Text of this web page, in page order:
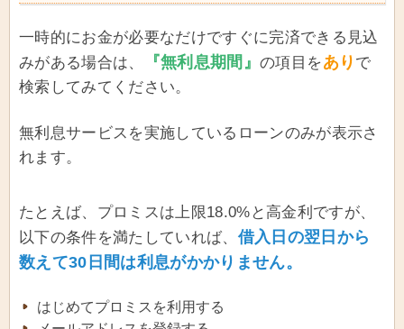
一時的にお金が必要なだけですぐに完済できる見込
みがある場合は、
『無利息期間』の項目をあり で
検索してみてください。
無利息サービスを実施しているローンのみが表示さ
れます。
たとえば、プロミスは上限18.0%と高金利ですが、
以下の条件を満たしていれば、 借入日の翌日から
数えて30日間は利息がかかりません。
はじめてプロミスを利用する